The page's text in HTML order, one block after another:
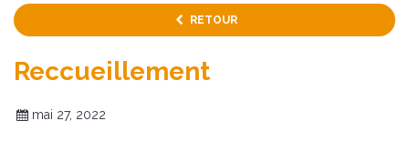
RETOUR
Reccueillement
mai 27, 2022